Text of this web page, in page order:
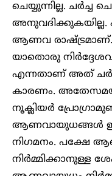
ചെയ്യുന്നില്ല. ചർച്ച
ആണവ
യാതൊരു
എന്നതാണ് അത് ചർച്ച
കാരണം.
നൂക്ലിയർ
ആണവായുധങ്ങൾ
നിഗമനം. പക്ഷേ
നിർമ്മിക്കാനുള്ള